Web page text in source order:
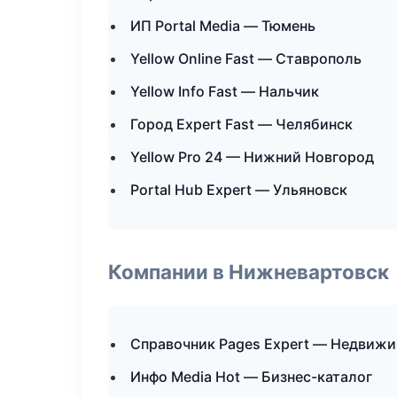
ИП Portal Media — Тюмень
Yellow Online Fast — Ставрополь
Yellow Info Fast — Нальчик
Город Expert Fast — Челябинск
Yellow Pro 24 — Нижний Новгород
Portal Hub Expert — Ульяновск
Компании в Нижневартовск
Справочник Pages Expert —
Инфо Media Hot — Бизнес-каталог